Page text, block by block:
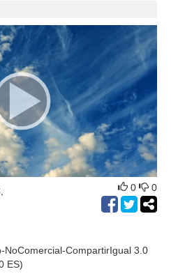
0 0
NoComercial-CompartirIgual 3.0
ES)